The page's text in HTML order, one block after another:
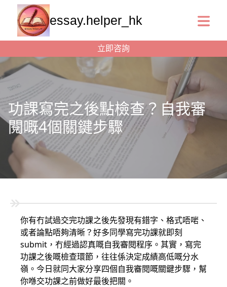
essay.helper_hk
立即咨詢
功課寫完之後點檢查？自我審
閱嘅4個關鍵步驟
你有冇試過交完功課之後先發現有錯字、格式唔啱、
或者論點唔夠清晰？好多同學寫完功課就即刻
submit，冇經過認真嘅自我審閱程序。其實，寫完
功課之後嘅檢查環節，往往係決定成績高低嘅分水
嶺。今日就同大家分享四個自我審閱嘅關鍵步驟，幫
你喺交功課之前做好最後把關。